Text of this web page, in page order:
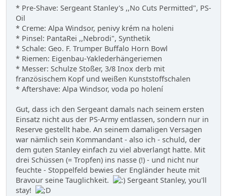
* Pre-Shave: Sergeant Stanley's ,,No Cuts Permitted", PS-
Oil
* Creme: Alpa Windsor, penivy krém na holeni
* Pinsel: PantaRei ,,Nebrodi", Synthetik
* Schale: Geo. F. Trumper Buffalo Horn Bowl
* Riemen: Eigenbau-Yaklederhängeriemen
* Messer: Schulze Stoßer, 3/8 Inox derb mit
französischem Kopf und weißen Kunststoffschalen
* Aftershave: Alpa Windsor, voda po holení
Gut, dass ich den Sergeant damals nach seinem ersten
Einsatz nicht aus der PS-Army entlassen, sondern nur in
Reserve gestellt habe. An seinem damaligen Versagen
war nämlich sein Kommandant - also ich - schuld, der
dem guten Stanley einfach zu viel abverlangt hatte. Mit
drei Schüssen (= Tropfen) ins nasse (!) - und nicht nur
feuchte - Stoppelfeld bewies der Engländer heute mit
Bravour seine Tauglichkeit.
Sergeant Stanley, you'll
stay!